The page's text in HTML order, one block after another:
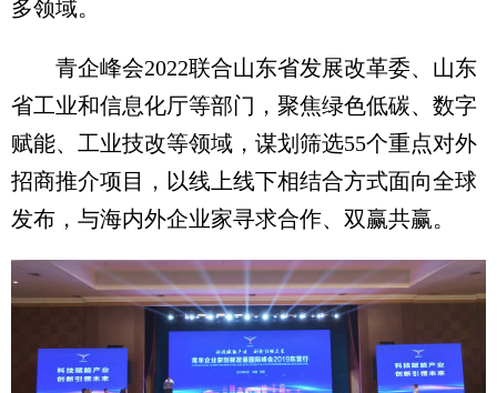
多领域。
青企峰会2022联合山东省发展改革委、山东
省工业和信息化厅等部门，聚焦绿色低碳、数字
赋能、工业技改等领域，谋划筛选55个重点对外
招商推介项目，以线上线下相结合方式面向全球
发布，与海内外企业家寻求合作、双赢共赢。